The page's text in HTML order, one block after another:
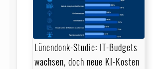
Lünendonk-Studie: IT-Budgets
wachsen, doch neue KI-Kosten